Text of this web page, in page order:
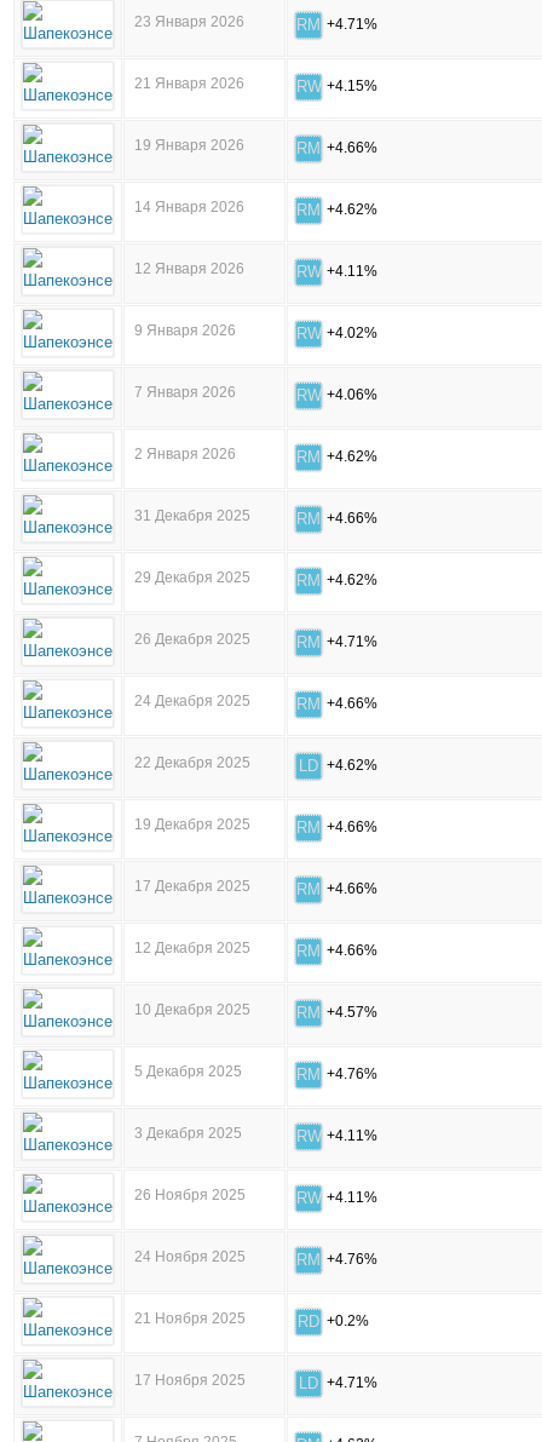
23 Января 2026 RM +4.71%
21 Января 2026 RW +4.15%
19 Января 2026 RM +4.66%
14 Января 2026 RM +4.62%
12 Января 2026 RW +4.11%
9 Января 2026 RW +4.02%
7 Января 2026 RW +4.06%
2 Января 2026 RM +4.62%
31 Декабря 2025 RM +4.66%
29 Декабря 2025 RM +4.62%
26 Декабря 2025 RM +4.71%
24 Декабря 2025 RM +4.66%
22 Декабря 2025 LD +4.62%
19 Декабря 2025 RM +4.66%
17 Декабря 2025 RM +4.66%
12 Декабря 2025 RM +4.66%
10 Декабря 2025 RM +4.57%
5 Декабря 2025 RM +4.76%
3 Декабря 2025 RW +4.11%
26 Ноября 2025 RW +4.11%
24 Ноября 2025 RM +4.76%
21 Ноября 2025 RD +0.2%
17 Ноября 2025 LD +4.71%